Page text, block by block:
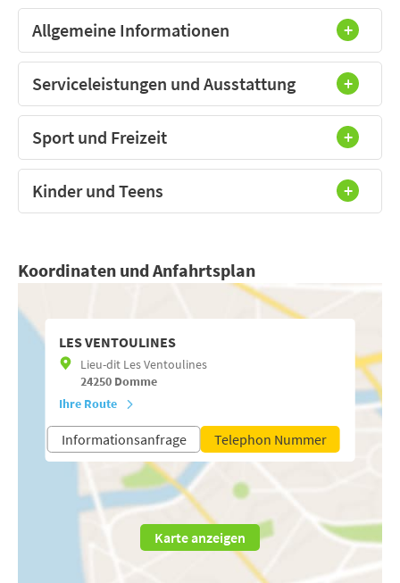
Allgemeine Informationen
Serviceleistungen und Ausstattung
Sport und Freizeit
Kinder und Teens
Koordinaten und Anfahrtsplan
LES VENTOULINES
Lieu-dit Les Ventoulines
24250 Domme
Ihre Route
Informationsanfrage Telephon Nummer
Karte anzeigen